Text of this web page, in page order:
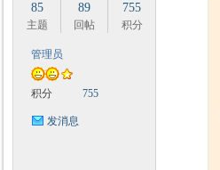
85
主题
89
回帖
755
积分
管理员
积分 755
发消息